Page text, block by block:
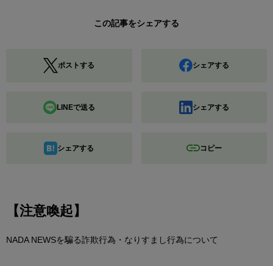
この記事をシェアする
ポストする シェアする
LINEで送る シェアする
シェアする コピー
【注意喚起】
NADA NEWSを騙る詐欺行為・なりすまし行為について